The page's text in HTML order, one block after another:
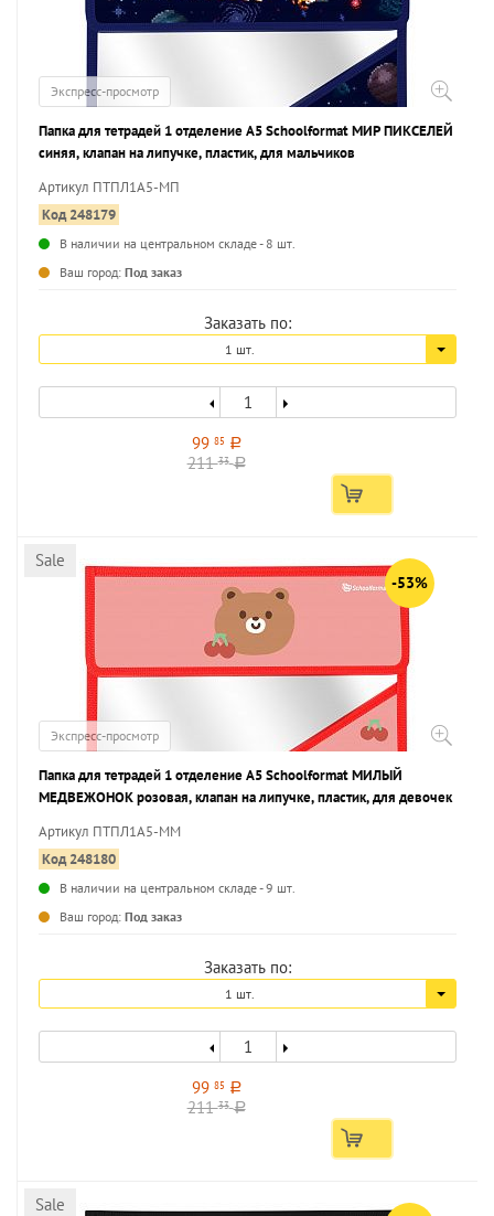
Экспресс-просмотр
Папка для тетрадей 1 отделение А5 Schoolformat МИР ПИКСЕЛЕЙ
синяя, клапан на липучке, пластик, для мальчиков
Артикул ПТПЛ1А5-МП
Код 248179
В наличии на центральном складе - 8 шт.
Ваш город: Под заказ
Заказать по:
1 шт.
99 85 a
21133 a
Sale
-53%
Экспресс-просмотр
Папка для тетрадей 1 отделение А5 Schoolformat МИЛЫЙ
МЕДВЕЖОНОК розовая, клапан на липучке, пластик, для девочек
Артикул ПТПЛ1А5-ММ
Код 248180
В наличии на центральном складе - 9 шт.
Ваш город: Под заказ
Заказать по:
1 шт.
99 85 a
21133 a
Sale